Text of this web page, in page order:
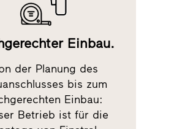
Einbau.
der Planung des
bis zum
Einbau:
Betrieb ist für die